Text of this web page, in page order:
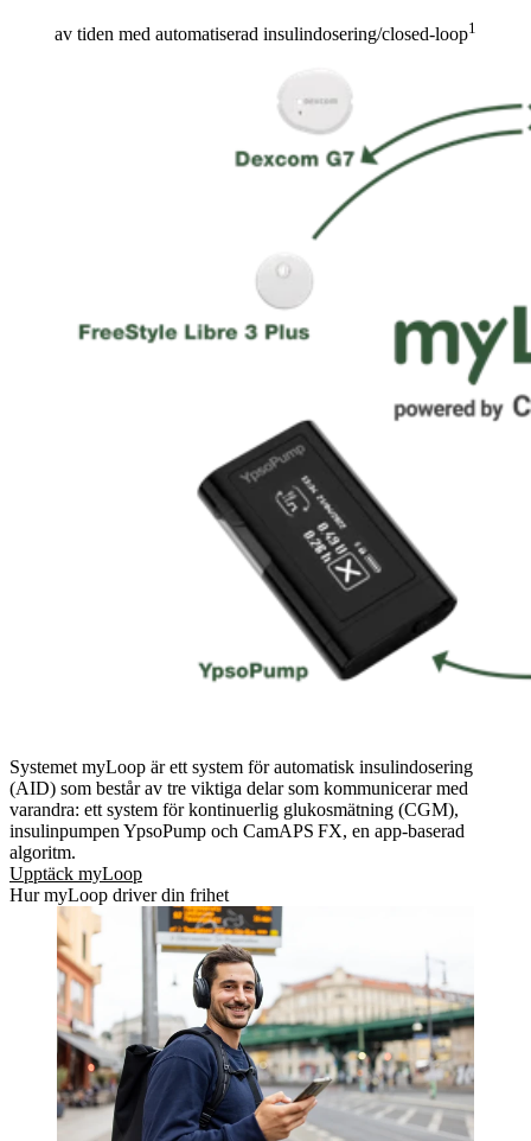
av tiden med automatiserad insulindosering/closed-loop1
Systemet myLoop är ett system för automatisk insulindosering
(AID) som består av tre viktiga delar som kommunicerar med
varandra: ett system för kontinuerlig glukosmätning (CGM),
insulinpumpen YpsoPump och CamAPS FX, en app-baserad
algoritm.
Upptäck myLoop
Hur myLoop driver din frihet